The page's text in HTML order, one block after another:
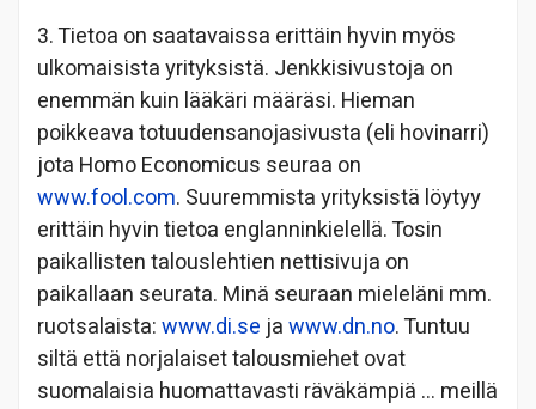
3. Tietoa on saatavaissa erittäin hyvin myös
ulkomaisista yrityksistä. Jenkkisivustoja on
enemmän kuin lääkäri määräsi. Hieman
poikkeava totuudensanojasivusta (eli hovinarri)
jota Homo Economicus seuraa on
www.fool.com. Suuremmista yrityksistä löytyy
erittäin hyvin tietoa englanninkielellä. Tosin
paikallisten talouslehtien nettisivuja on
paikallaan seurata. Minä seuraan mieleläni mm.
ruotsalaista:www.di.se jawww.dn.no. Tuntuu
siltä että norjalaiset talousmiehet ovat
suomalaisia huomattavasti räväkämpiä … meillä